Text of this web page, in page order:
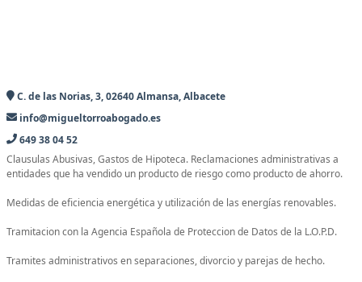
C. de las Norias, 3, 02640 Almansa, Albacete
info@migueltorroabogado.es
649 38 04 52
Clausulas Abusivas, Gastos de Hipoteca. Reclamaciones administrativas a
entidades que ha vendido un producto de riesgo como producto de ahorro.
Medidas de eficiencia energética y utilización de las energías renovables.
Tramitacion con la Agencia Española de Proteccion de Datos de la L.O.P.D.
Tramites administrativos en separaciones, divorcio y parejas de hecho.